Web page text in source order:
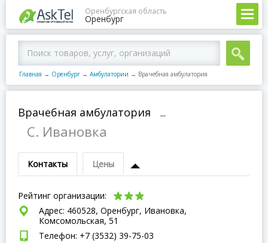
Оренбургская область
Оренбург
Главная → Оренбург → Амбулатории → Врачебная амбулатория
Врачебная амбулатория
–
С. Ивановка
Контакты Цены
Рейтинг организации:
Адрес: 460528, Оренбург, Ивановка,
Комсомольская, 51
Телефон: +7 (3532) 39-75-03